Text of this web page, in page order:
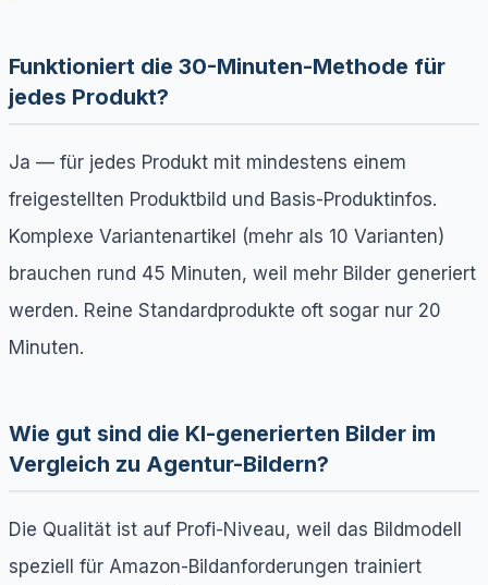
Funktioniert die 30-Minuten-Methode für
jedes Produkt?
Ja — für jedes Produkt mit mindestens einem
freigestellten Produktbild und Basis-Produktinfos.
Komplexe Variantenartikel (mehr als 10 Varianten)
brauchen rund 45 Minuten, weil mehr Bilder generiert
werden. Reine Standardprodukte oft sogar nur 20
Minuten.
Wie gut sind die KI-generierten Bilder im
Vergleich zu Agentur-Bildern?
Die Qualität ist auf Profi-Niveau, weil das Bildmodell
speziell für Amazon-Bildanforderungen trainiert